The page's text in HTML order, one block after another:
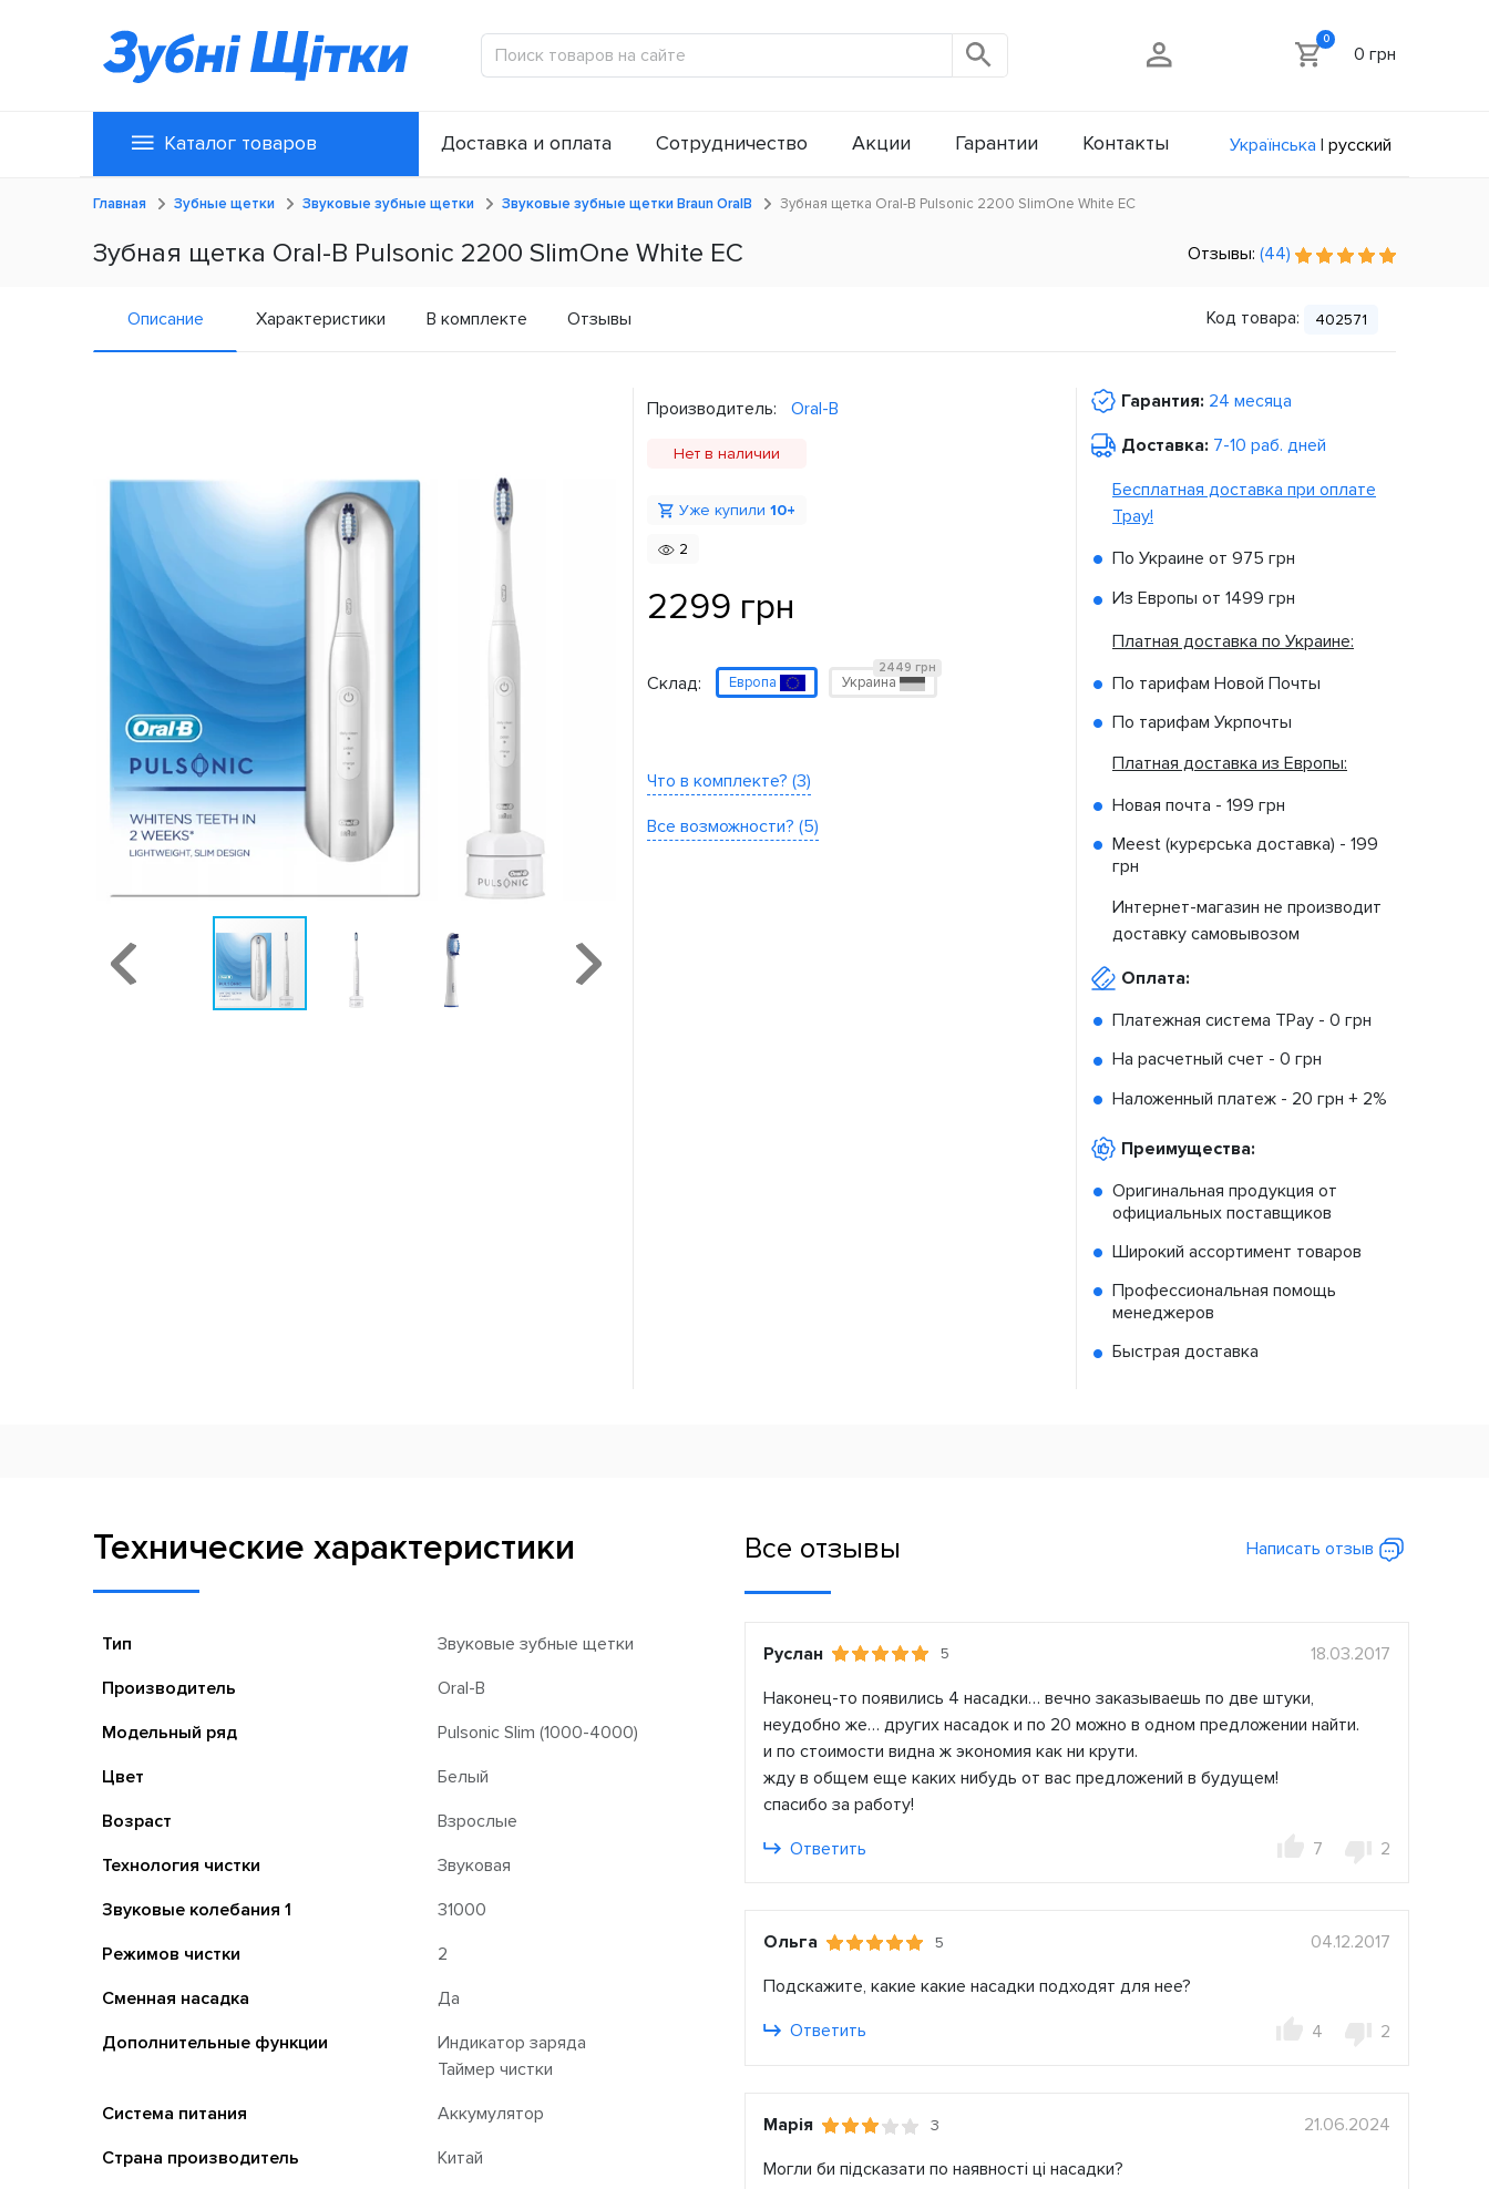
0
0 грн
Каталог товаров Доставка и оплата Сотрудничество Акции Гарантии Контакты Українська | русский
Главная Зубные щетки Звуковые зубные щетки Звуковые зубные щетки Braun OralB Зубная щетка Oral-B Pulsonic 2200 SlimOne White ЕС
Зубная щетка Oral-B Pulsonic 2200 SlimOne White ЕС Отзывы: (44)
Описание Характеристики В комплекте Отзывы Код товара: 402571
Производитель: Oral-B
Нет в наличии
Уже купили 10+
2
2299 грн
Склад: Европа Украина
2449 грн
Что в комплекте? (3)
Все возможности? (5)
Гарантия: 24 месяца
Доставка: 7-10 раб. дней
Бесплатная доставка при оплате
Tpay!
По Украине от 975 грн
Из Европы от 1499 грн
Платная доставка по Украине:
По тарифам Новой Почты
По тарифам Укрпочты
Платная доставка из Европы:
Новая почта - 199 грн
Meest (курєрська доставка) - 199
грн
Интернет-магазин не производит
доставку самовывозом
Оплата:
Платежная система TPay - 0 грн
На расчетный счет - 0 грн
Наложенный платеж - 20 грн + 2%
Преимущества:
Оригинальная продукция от
официальных поставщиков
Широкий ассортимент товаров
Профессиональная помощь
менеджеров
Быстрая доставка
Технические характеристики
Тип
Звуковые зубные щетки
Производитель
Oral-B
Модельный ряд
Pulsonic Slim (1000-4000)
Цвет
Белый
Возраст
Взрослые
Технология чистки
Звуковая
Звуковые колебания 1
31000
Режимов чистки
2
Сменная насадка
Да
Дополнительные функции
Индикатор заряда
Таймер чистки
Система питания
Аккумулятор
Страна производитель
Китай
Все отзывы Написать отзыв
Руслан 5
18.03.2017
Наконец-то появились 4 насадки… вечно заказываешь по две штуки,
неудобно же… других насадок и по 20 можно в одном предложении найти.
и по стоимости видна ж экономия как ни крути.
жду в общем еще каких нибудь от вас предложений в будущем!
спасибо за работу!
Ответить
7 2
Ольга 5
04.12.2017
Подскажите, какие какие насадки подходят для нее?
Ответить
4 2
Марія 3
21.06.2024
Могли би підсказати по наявності ці насадки?